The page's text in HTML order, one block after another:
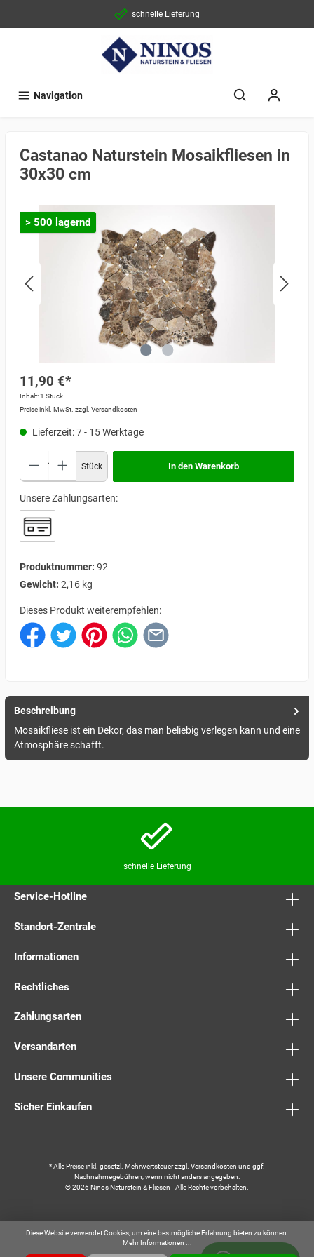
schnelle Lieferung
Navigation
Castanao Naturstein Mosaikfliesen in
30x30 cm
> 500 lagernd
11,90 €*
Inhalt:1 Stück
Preise inkl. MwSt. zzgl. Versandkosten
Lieferzeit: 7 - 15 Werktage
Stück In den Warenkorb
Unsere Zahlungsarten:
Produktnummer: 92
Gewicht: 2,16 kg
Dieses Produkt weiterempfehlen:
Beschreibung
Mosaikfliese ist ein Dekor, das man beliebig verlegen kann und eine
Atmosphäre schafft.
schnelle Lieferung
Service-Hotline
Standort-Zentrale
Informationen
Rechtliches
Zahlungsarten
Versandarten
Unsere Communities
Sicher Einkaufen
* Alle Preise inkl. gesetzl. Mehrwertsteuer zzgl. Versandkosten und ggf.
Nachnahmegebühren, wenn nicht anders angegeben.
© 2026 Ninos Naturstein & Fliesen - Alle Rechte vorbehalten.
Diese Website verwendet Cookies, um eine bestmögliche Erfahrung bieten zu können.
Mehr Informationen ...